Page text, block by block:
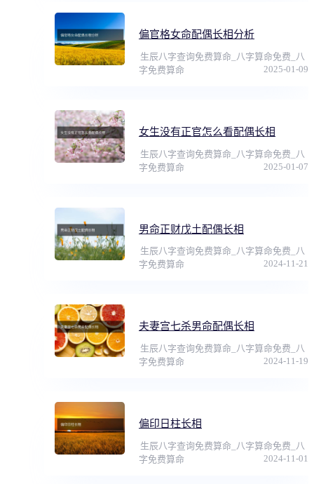
偏官格女命配偶长相分析
生辰八字查询免费算命_八字算命免费_八
字免费算命
2025-01-09
女生没有正官怎么看配偶长相
生辰八字查询免费算命_八字算命免费_八
字免费算命
2025-01-07
男命正财戊土配偶长相
生辰八字查询免费算命_八字算命免费_八
字免费算命
2024-11-21
夫妻宫七杀男命配偶长相
生辰八字查询免费算命_八字算命免费_八
字免费算命
2024-11-19
偏印日柱长相
生辰八字查询免费算命_八字算命免费_八
字免费算命
2024-11-01